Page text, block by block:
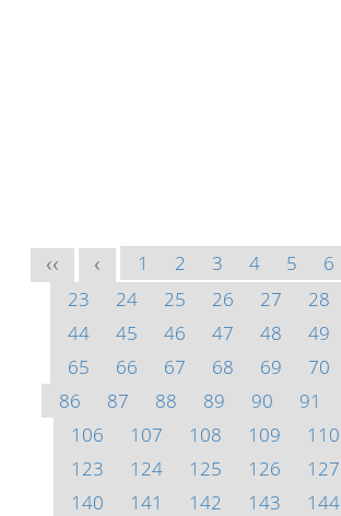
<< < 1 2 3 4 5 6
23
24 25 26 27 28
44
45 46 47 48 49
65
66 67 68 69 70
86
87 88 89 90 91
106
107 108 109 110
123
124 125 126 127
140
141 142 143 144